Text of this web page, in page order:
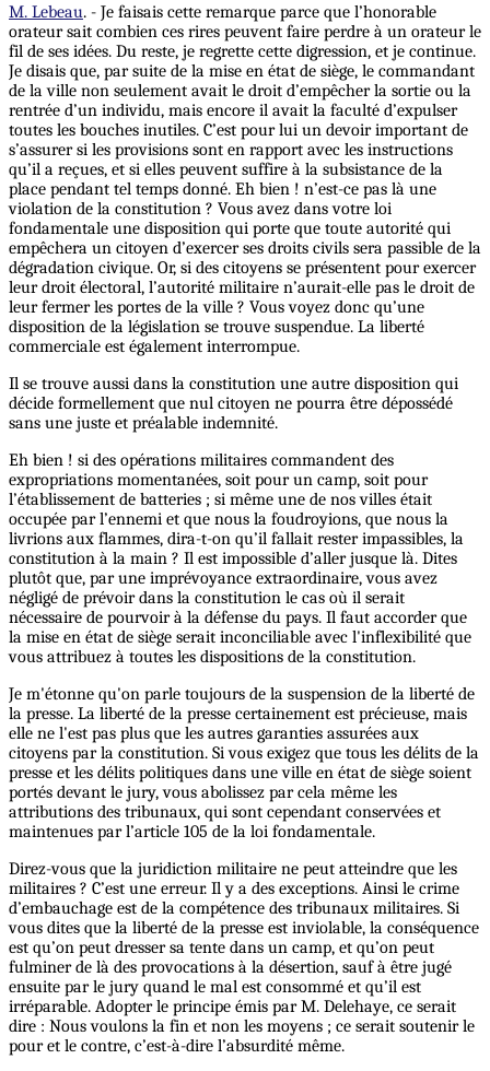
M. Lebeau. - Je faisais cette remarque parce que l’honorable
orateur sait combien ces rires peuvent faire perdre à un orateur le
fil de ses idées. Du reste, je regrette cette digression, et je continue.
Je disais que, par suite de la mise en état de siège, le commandant
de la ville non seulement avait le droit d’empêcher la sortie ou la
rentrée d’un individu, mais encore il avait la faculté d’expulser
toutes les bouches inutiles. C’est pour lui un devoir important de
s’assurer si les provisions sont en rapport avec les instructions
qu’il a reçues, et si elles peuvent suffire à la subsistance de la
place pendant tel temps donné. Eh bien ! n’est-ce pas là une
violation de la constitution ? Vous avez dans votre loi
fondamentale une disposition qui porte que toute autorité qui
empêchera un citoyen d’exercer ses droits civils sera passible de la
dégradation civique. Or, si des citoyens se présentent pour exercer
leur droit électoral, l’autorité militaire n’aurait-elle pas le droit de
leur fermer les portes de la ville ? Vous voyez donc qu’une
disposition de la législation se trouve suspendue. La liberté
commerciale est également interrompue.
Il se trouve aussi dans la constitution une autre disposition qui
décide formellement que nul citoyen ne pourra être dépossédé
sans une juste et préalable indemnité.
Eh bien ! si des opérations militaires commandent des
expropriations momentanées, soit pour un camp, soit pour
l’établissement de batteries ; si même une de nos villes était
occupée par l’ennemi et que nous la foudroyions, que nous la
livrions aux flammes, dira-t-on qu’il fallait rester impassibles, la
constitution à la main ? Il est impossible d’aller jusque là. Dites
plutôt que, par une imprévoyance extraordinaire, vous avez
négligé de prévoir dans la constitution le cas où il serait
nécessaire de pourvoir à la défense du pays. Il faut accorder que
la mise en état de siège serait inconciliable avec l'inflexibilité que
vous attribuez à toutes les dispositions de la constitution.
Je m'étonne qu'on parle toujours de la suspension de la liberté de
la presse. La liberté de la presse certainement est précieuse, mais
elle ne l'est pas plus que les autres garanties assurées aux
citoyens par la constitution. Si vous exigez que tous les délits de la
presse et les délits politiques dans une ville en état de siège soient
portés devant le jury, vous abolissez par cela même les
attributions des tribunaux, qui sont cependant conservées et
maintenues par l’article 105 de la loi fondamentale.
Direz-vous que la juridiction militaire ne peut atteindre que les
militaires ? C’est une erreur. Il y a des exceptions. Ainsi le crime
d’embauchage est de la compétence des tribunaux militaires. Si
vous dites que la liberté de la presse est inviolable, la conséquence
est qu’on peut dresser sa tente dans un camp, et qu’on peut
fulminer de là des provocations à la désertion, sauf à être jugé
ensuite par le jury quand le mal est consommé et qu’il est
irréparable. Adopter le principe émis par M. Delehaye, ce serait
dire : Nous voulons la fin et non les moyens ; ce serait soutenirle
pour et le contre, c’est-à-dire l’absurdité même.